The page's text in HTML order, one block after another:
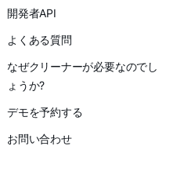
開発者API
よくある質問
なぜクリーナーが必要なのでし
ょうか?
デモを予約する
お問い合わせ